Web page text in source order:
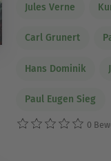
Jules Verne
Carl Grunert
Hans Dominik
Paul Eugen Sieg
0